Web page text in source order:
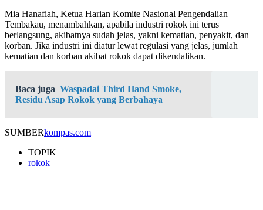
Mia Hanafiah, Ketua Harian Komite Nasional Pengendalian
Tembakau, menambahkan, apabila industri rokok ini terus
berlangsung, akibatnya sudah jelas, yakni kematian, penyakit, dan
korban. Jika industri ini diatur lewat regulasi yang jelas, jumlah
kematian dan korban akibat rokok dapat dikendalikan.
Baca juga Waspadai Third Hand Smoke,
Residu Asap Rokok yang Berbahaya
SUMBERkompas.com
TOPIK
rokok